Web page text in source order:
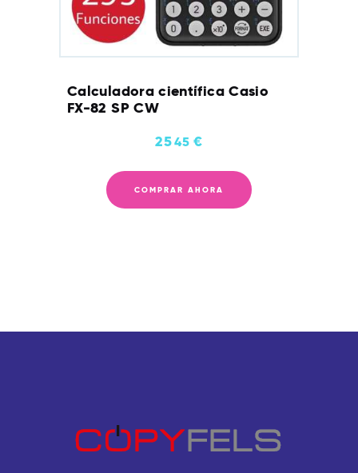
Calculadora científica Casio
FX-82 SP CW
2545 €
COMPRAR AHORA